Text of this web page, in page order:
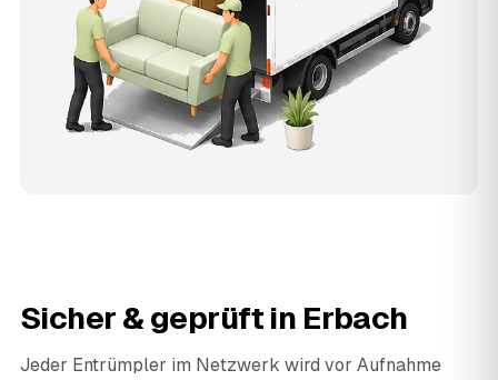
Sicher & geprüft in Erbach
Jeder Entrümpler im Netzwerk wird vor Aufnahme